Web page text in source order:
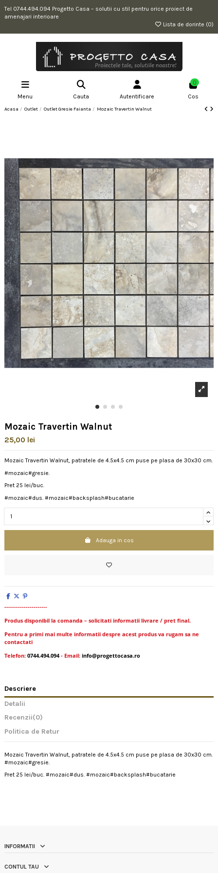
Tel 0744.494.094 Progetto Casa – solutii cu stil pentru orice proiect de
amenajari interioare
Lista de dorinte (0)
Menu Cauta Autentificare
0
Cos
Acasa Outlet Outlet Gresie Faianta Mozaic Travertin Walnut
Mozaic Travertin Walnut
25,00 lei
Mozaic Travertin Walnut, patratele de 4.5x4.5 cm puse pe plasa de 30x30 cm.
#mozaic#gresie.
Pret 25 lei/buc.
#mozaic#dus. #mozaic#backsplash#bucatarie
Adauga in cos
----------------------
Produs disponibil la comanda – solicitati informatii livrare / pret final.
Pentru a primi mai multe informatii despre acest produs va rugam sa ne
contactati
Telefon: 0744.494.094- Email: info@progettocasa.ro
Descriere
Detalii
Recenzii(0)
Politica de Retur
Mozaic Travertin Walnut, patratele de 4.5x4.5 cm puse pe plasa de 30x30 cm.
#mozaic#gresie.
Pret 25 lei/buc. #mozaic#dus. #mozaic#backsplash#bucatarie
INFORMATII
CONTUL TAU